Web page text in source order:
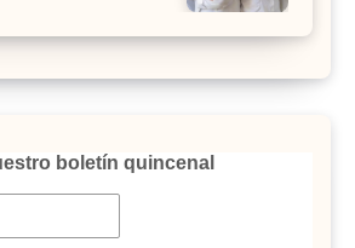
boletín quincenal